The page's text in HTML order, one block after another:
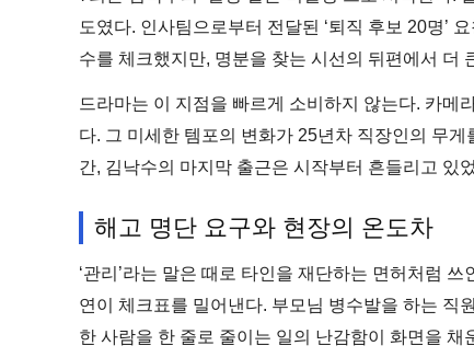
도였다. 인사팀으로부터 전달된 ‘퇴직 후보 20명’
수를 체크했지만, 명분을 찾는 시선의 뒤편에서 더
드라마는 이 지점을 빠르게 소비하지 않는다. 카메
다. 그 미세한 템포의 변화가 25년차 직장인의 무
간, 김낙수의 마지막 출근은 시작부터 흔들리고 있
해고 명단 요구와 현장의 온도차
‘관리’라는 말은 때로 타인을 재단하는 면허처럼
연이 체크표를 밀어낸다. 부모님 병수발을 하는 직
한 사람을 한 줄로 줄이는 일의 난감함이 화면을 채